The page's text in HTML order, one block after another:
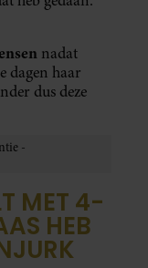
nadat
dagen haar
dus deze
MET 4-
HEB